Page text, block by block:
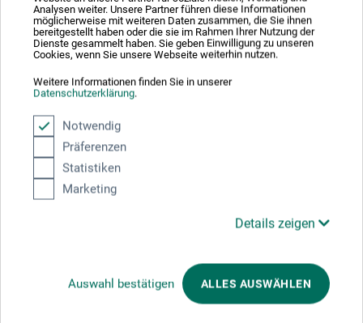
Analysen weiter. Unsere Partner führen diese Informationen
möglicherweise mit weiteren Daten zusammen, die Sie ihnen
bereitgestellt haben oder die sie im Rahmen Ihrer Nutzung der
Dienste gesammelt haben. Sie geben Einwilligung zu unseren
Cookies, wenn Sie unsere Webseite weiterhin nutzen.
Weitere Informationen finden Sie in unserer
Datenschutzerklärung.
Notwendig
Präferenzen
Statistiken
Marketing
Details zeigen
Auswahl bestätigen ALLES AUSWÄHLEN
Produktbewertungen (0)
Schreiben Sie die erste Bewertung zu diesem Produkt
JETZT PRODUKT BEWERTEN
Hersteller-Kontakt
Hier finden Sie die Kontaktdaten des Herstellers zu